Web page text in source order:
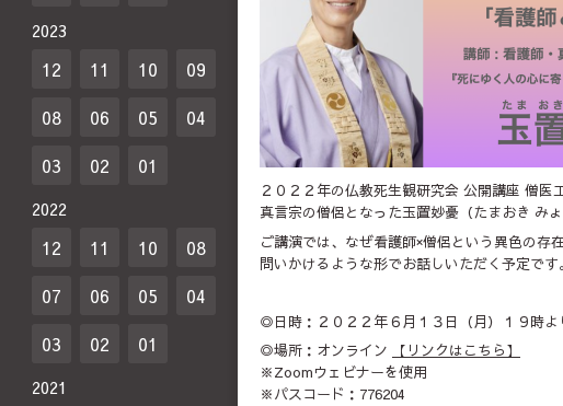
２０２２年の仏教死生観研究会 公開講座 僧
真言宗の僧侶となった玉置妙憂（たまおき み
ご講演では、なぜ看護師×僧侶という異色の
問いかけるような形でお話しいただく予定です。
◎日時：２０２２年６月１３日（月）１９時よ
◎場所：オンライン
【リンクはこちら】
※Zoomウェビナーを使用
※パスコード：776204
2023
12 11 10
09
08
06 05
04
03
02 01
2022
12 11 10
08
07
06 05
04
03
02 01
2021